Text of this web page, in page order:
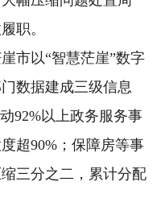
职。
以“智慧茫崖”数字
数据建成三级信息
92%以上政务服务事
超90%；保障房等事
三分之二，累计分配